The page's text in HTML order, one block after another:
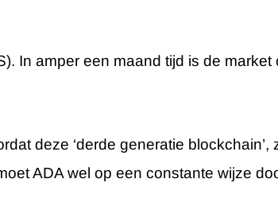
In amper een maand tijd is de
deze ‘derde generatie
ADA wel op een constante wijze